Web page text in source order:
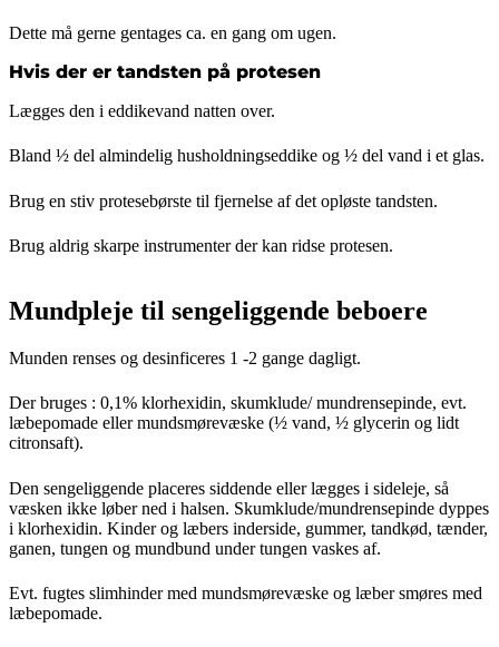
Dette må gerne gentages ca. en gang om ugen.
Hvis der er tandsten på protesen
Lægges den i eddikevand natten over.
Bland ½ del almindelig husholdningseddike og ½ del vand i et glas.
Brug en stiv protesebørste til fjernelse af det opløste tandsten.
Brug aldrig skarpe instrumenter der kan ridse protesen.
Mundpleje til sengeliggende beboere
Munden renses og desinficeres 1 -2 gange dagligt.
Der bruges : 0,1% klorhexidin, skumklude/ mundrensepinde, evt.
læbepomade eller mundsmørevæske (½ vand, ½ glycerin og lidt
citronsaft).
Den sengeliggende placeres siddende eller lægges i sideleje, så
væsken ikke løber ned i halsen. Skumklude/mundrensepinde dyppes
i klorhexidin. Kinder og læbers inderside, gummer, tandkød, tænder,
ganen, tungen og mundbund under tungen vaskes af.
Evt. fugtes slimhinder med mundsmørevæske og læber smøres med
læbepomade.